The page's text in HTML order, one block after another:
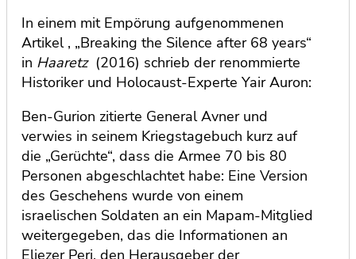
In einem mit Empörung aufgenommenen
Artikel , „Breaking the Silence after 68 years“
in Haaretz(2016) schrieb der renommierte
Historiker und Holocaust-Experte Yair Auron:
Ben-Gurion zitierte General Avner und
verwies in seinem Kriegstagebuch kurz auf
die „Gerüchte“, dass die Armee 70 bis 80
Personen abgeschlachtet habe: Eine Version
des Geschehens wurde von einem
israelischen Soldaten an ein Mapam-Mitglied
weitergegeben, das die Informationen an